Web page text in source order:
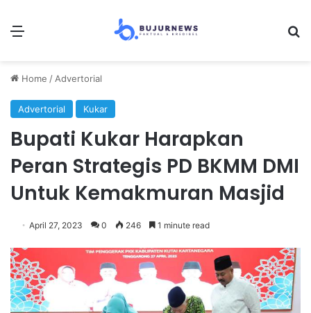
Menu
Home / Advertorial
Advertorial Kukar
Bupati Kukar Harapkan
Peran Strategis PD BKMM DMI
Untuk Kemakmuran Masjid
April 27, 2023 0 246 1 minute read